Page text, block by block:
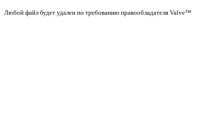
Любой файл будет удален по требованию правообладателя Valve™